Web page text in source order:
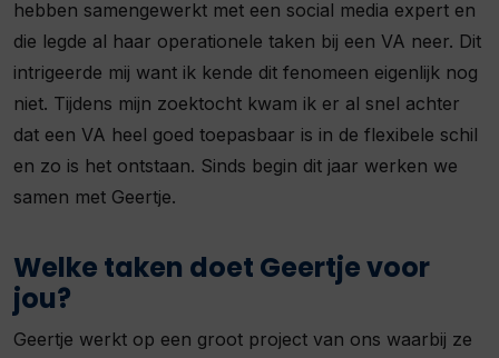
hebben samengewerkt met een social media expert en
die legde al haar operationele taken bij een VA neer. Dit
intrigeerde mij want ik kende dit fenomeen eigenlijk nog
niet. Tijdens mijn zoektocht kwam ik er al snel achter
dat een VA heel goed toepasbaar is in de flexibele schil
en zo is het ontstaan. Sinds begin dit jaar werken we
samen met Geertje.
Welke taken doet Geertje voor
jou?
Geertje werkt op een groot project van ons waarbij ze